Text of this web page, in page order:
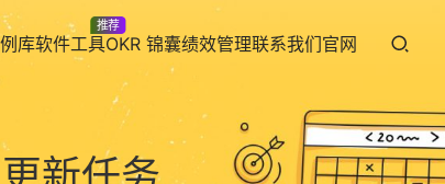
库软件工具
推荐
OKR 锦囊绩效管理联系我们官网